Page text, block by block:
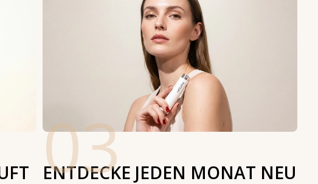
03
ENTDECKE JEDEN MONAT NEU